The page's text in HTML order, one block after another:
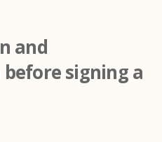
and
signing a